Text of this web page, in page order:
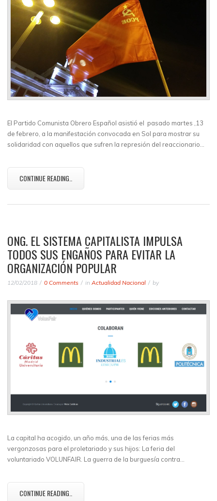
El Partido Comunista Obrero Español asistió el pasado martes ,13
de febrero, a la manifestación convocada en Sol para mostrar su
solidaridad con aquellos que sufren la represión del reaccionario…
CONTINUE READING..
ONG. EL SISTEMA CAPITALISTA IMPULSA
TODOS SUS ENGAÑOS PARA EVITAR LA
ORGANIZACIÓN POPULAR
12/02/2018 0 Comments in Actualidad Nacional by
La capital ha acogido, un año más, una de las ferias más
vergonzosas para el proletariado y sus hijos: La feria del
voluntariado VOLUNFAIR. La guerra de la burguesía contra…
CONTINUE READING..